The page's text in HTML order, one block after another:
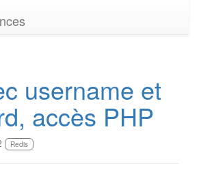
username et
accès PHP
Redis